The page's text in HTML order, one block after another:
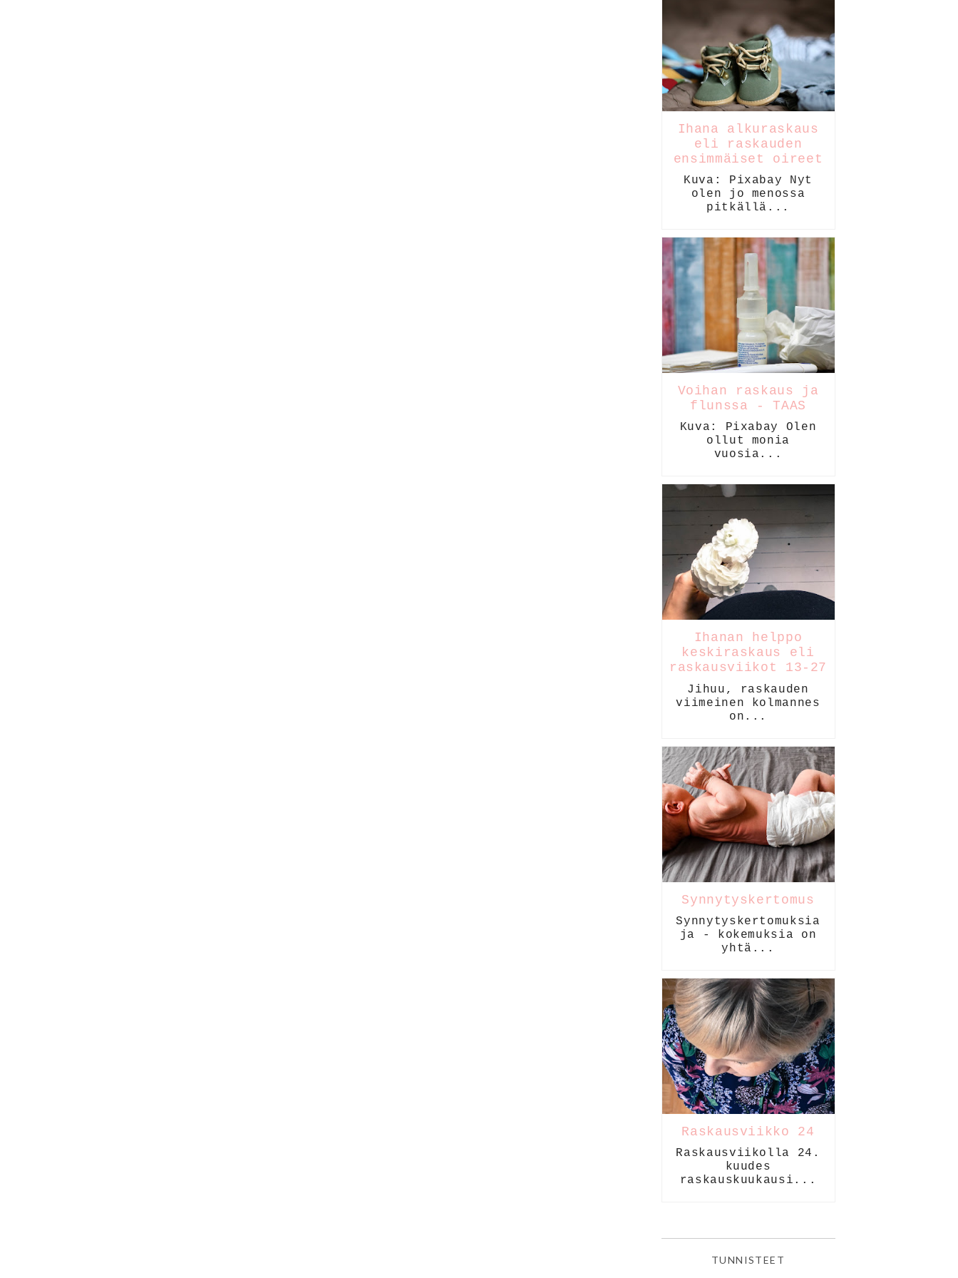
Ihana alkuraskaus
eli raskauden
ensimmäiset oireet
Kuva: Pixabay Nyt
olen jo menossa
pitkällä...
Voihan raskaus ja
flunssa - TAAS
Kuva: Pixabay Olen
ollut monia
vuosia...
Ihanan helppo
keskiraskaus eli
raskausviikot 13-27
Jihuu, raskauden
viimeinen kolmannes
on...
Synnytyskertomus
Synnytyskertomuksia
ja - kokemuksia on
yhtä...
Raskausviikko 24
Raskausviikolla 24.
kuudes
raskauskuukausi...
TUNNISTEET